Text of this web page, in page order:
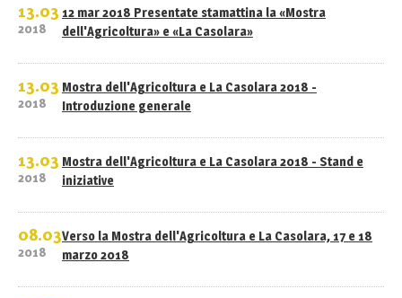
13.03
2018
12 mar 2018 Presentate stamattina la «Mostra
dell'Agricoltura» e «La Casolara»
13.03
2018
Mostra dell'Agricoltura e La Casolara 2018 -
Introduzione generale
13.03
2018
Mostra dell'Agricoltura e La Casolara 2018 - Stand e
iniziative
08.03
2018
Verso la Mostra dell'Agricoltura e La Casolara, 17 e 18
marzo 2018